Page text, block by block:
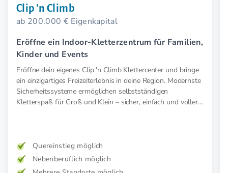
Clip 'n Climb
ab 200.000 € Eigenkapital
Eröffne ein Indoor-Kletterzentrum für Familien,
Kinder und Events
Eröffne dein eigenes Clip 'n Climb Klettercenter und bringe
ein einzigartiges Freizeiterlebnis in deine Region. Modernste
Sicherheitssysteme ermöglichen selbstständigen
Kletterspaß für Groß und Klein – sicher, einfach und voller
Quereinstieg möglich
Nebenberuflich möglich